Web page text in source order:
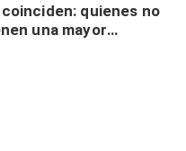
quienes no
una mayor
y no es por